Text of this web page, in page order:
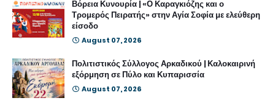
Βόρεια Κυνουρία | «Ο Καραγκιόζης και ο
Τρομερός Πειρατής» στην Αγία Σοφία με ελεύθερη
είσοδο
August 07, 2026
Πολιτιστικός Σύλλογος Αρκαδικού | Καλοκαιρινή
εξόρμηση σε Πύλο και Κυπαρισσία
August 07, 2026